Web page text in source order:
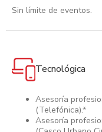
Sin límite de eventos.
Tecnológica
Asesoría
(Telefónica).*
Asesoría